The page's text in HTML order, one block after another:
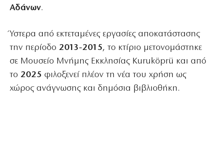
Αδάνων.
Ύστερα από εκτεταμένες εργασίες αποκατάστασης
την περίοδο 2013-2015, το κτίριο μετονομάστηκε
σε Μουσείο Μνήμης Εκκλησίας Kuruköprü και από
το 2025 φιλοξενεί πλέον τη νέα του χρήση ως
χώρος ανάγνωσης και δημόσια βιβλιοθήκη.